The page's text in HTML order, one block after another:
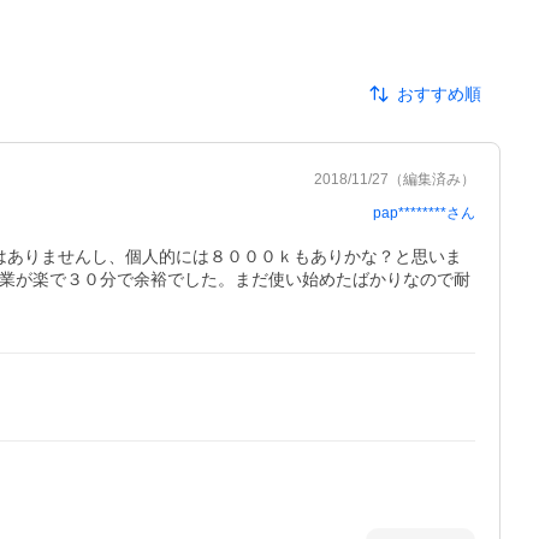
おすすめ順
2018/11/27 （編集済み）
pap********さん
りませんし、個人的には８０００ｋもありかな？と思いま
が楽で３０分で余裕でした。まだ使い始めたばかりなので耐